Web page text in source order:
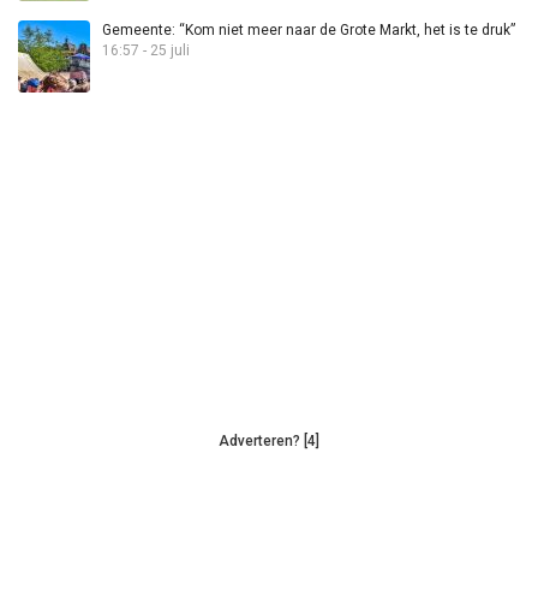
Gemeente: “Kom niet meer naar de Grote Markt, het is te druk”
16:57 - 25 juli
Adverteren? [4]